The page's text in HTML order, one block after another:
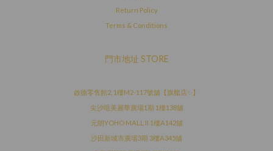
Return Policy
Terms & Conditions
門市地址 STORE
啟德零售館2, 1樓M2-117號舖【旗艦店✨】
尖沙咀美麗華廣場1期 1樓138舖
元朗YOHO MALL II 1樓A142舖
沙田新城市廣場3期 3樓A345舖